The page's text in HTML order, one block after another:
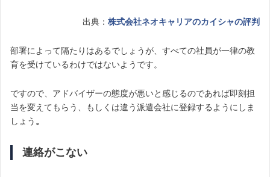
出典： 株式会社ネオキャリアのカイシャの評判
部署によって隔たりはあるでしょうが、すべての社員が一律の教
育を受けているわけではないようです。
ですので、アドバイザーの態度が悪いと感じるのであれば即刻担
当を変えてもらう、もしくは違う派遣会社に登録するようにしま
しょう 。
連絡がこない